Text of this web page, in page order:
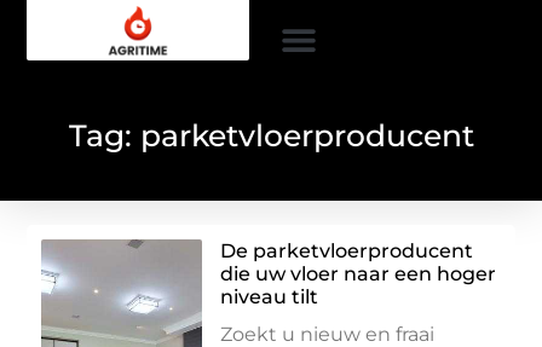
Tag: parketvloerproducent
De parketvloerproducent
die uw vloer naar een hoger
niveau tilt
Zoekt u nieuw en fraai